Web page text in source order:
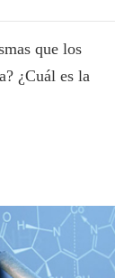
que los
¿Cuál es la